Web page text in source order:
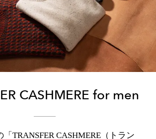
CASHMERE for men
「TRANSFER CASHMERE（トラン